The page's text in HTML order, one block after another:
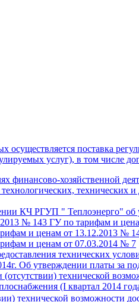
осуществляется поставка
услуг), в том числе
финансово-хозяйственной
технических
КЧ РГУП " Теплоэнерго" об
№ 143 ГУ по тарифам и
и ценам от 13.12.2013 №
и ценам от 07.03.2014 № 7
технических
Об утверждении платы за
технической
(I квартал 2014
технической возможности